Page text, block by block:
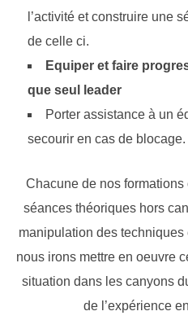
l’activité et construire une
de celle ci.
Equiper et faire
que seul leader
Porter assistance à un
secourir en cas de blocage.
Chacune de nos
séances théoriques hors
manipulation des
nous irons mettre en oeuvre
situation dans les canyons
de l’expérience